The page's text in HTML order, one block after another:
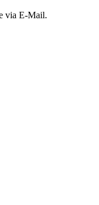
via E-Mail.